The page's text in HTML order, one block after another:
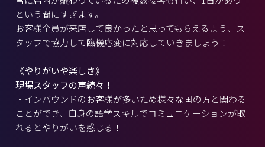
という間にすぎます。
お客様全員が来店して良かったと思ってもらえるよう、ス
タッフで協力して臨機応変に対応していきましょう！
《やりがいや楽しさ》
現場スタッフの声続々！
・インバウンドのお客様が多いため様々な国の方と関わる
ことができ、自身の語学スキルでコミュニケーションが取
れるとやりがいを感じる！